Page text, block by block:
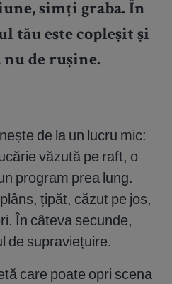
simți graba. În
tău este copleșit și
de rușine.
de la un lucru mic:
văzută pe raft, o
program prea lung.
țipăt, căzut pe jos,
În câteva secunde,
de supraviețuire.
care poate opri scena